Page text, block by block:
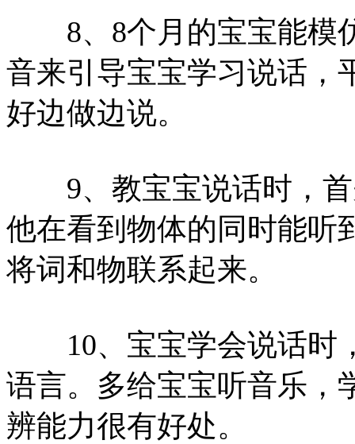
8、8个月的宝宝能模
音来引导宝宝学习说话，
好边做边说。
9、教宝宝说话时，首
他在看到物体的同时能听
将词和物联系起来。
10、宝宝学会说话时
语言。多给宝宝听音乐，
辨能力很有好处。